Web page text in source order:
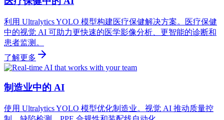
利用 Ultralytics YOLO 模型构建医疗保健解决方案。医疗保健
中的视觉 AI 可助力更快速的医学影像分析、更智能的诊断和
患者监测。
了解更多
制造业中的 AI
使用 Ultralytics YOLO 模型优化制造业。视觉 AI 推动质量控